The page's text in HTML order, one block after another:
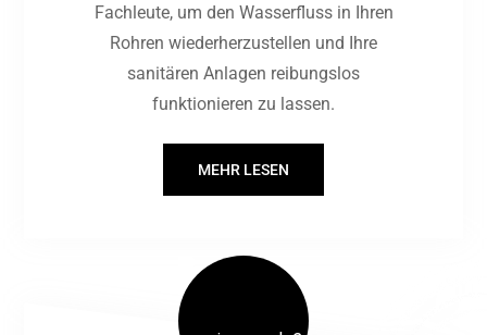
Fachleute, um den Wasserfluss in Ihren
Rohren wiederherzustellen und Ihre
sanitären Anlagen reibungslos
funktionieren zu lassen.
MEHR LESEN